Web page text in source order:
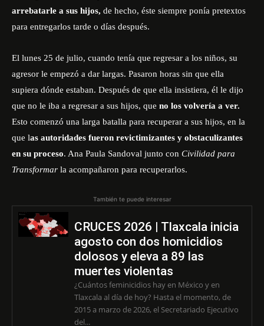
arrebatarle a sus hijos, de hecho, éste siempre ponía pretextos
para entregarlos tarde o días después.
El lunes 25 de julio, cuando tenía que regresar a los niños, su
agresor le empezó a dar largas. Pasaron horas sin que ella
supiera dónde estaban. Después de que ella insistiera, él le dijo
que no le iba a regresar a sus hijos, que no los volvería a ver.
Esto comenzó una larga batalla para recuperar a sus hijos, en la
que las autoridades fueron revictimizantes y obstaculizantes
en su proceso. Ana Paula Sandoval junto con Civilidad para
Transformar la acompañaron para recuperarlos.
También te puede interesar
CRUCES 2026 | Tlaxcala inicia
agosto con dos homicidios
dolosos y eleva a 89 las
muertes violentas
¿Cuántos feminicidios hay en México y en
Tlaxcala al día de hoy? Hasta el momento, de
2015 a marzo de 2026, el Secretariado Ejecutivo
del...